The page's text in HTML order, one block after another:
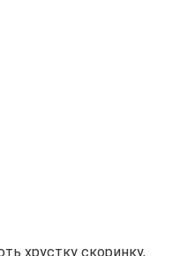
хрустку скоринку,